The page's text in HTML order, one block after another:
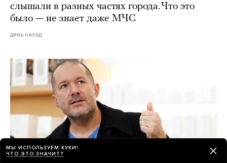
слышали в разных частях города. Что это
было — не знает даже МЧС
день назад
МЫ ИСПОЛЬЗУЕМ КУКИ!
ЧТО ЭТО ЗНАЧИТ?